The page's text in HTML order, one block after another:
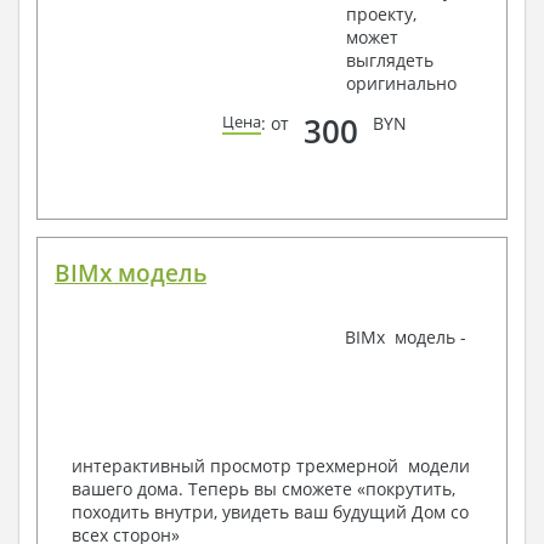
Ведомости расхода стали и бетона
3. Инженерный раздел (приобретается по желанию
Водоснабжение и канализация
канализации
Аксонометрическая схема водоснабжения и
канализации
Узлы и спецификация материалов
Спецификация материалов
Электротехнические решения:
проекту,
может
выглядеть
оригинально
Цена: от 300 BYN
BIMx модель
BIMx модель -
интерактивный просмотр трехмерной модели
вашего дома. Теперь вы сможете «покрутить,
походить внутри, увидеть ваш будущий Дом со
всех сторон»